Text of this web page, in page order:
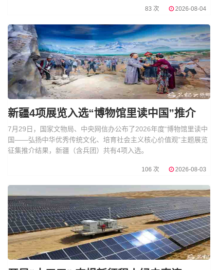
83 次 2026-08-04
新疆4项展览入选“博物馆里读中国”推介
7月29日，国家文物局、中央网信办公布了2026年度“博物馆里读中
国——弘扬中华优秀传统文化、培育社会主义核心价值观”主题展览
征集推介结果，新疆（含兵团）共有4项入选。
106 次 2026-08-03